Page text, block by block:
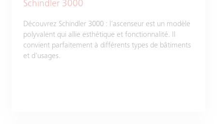
Schindler 3000
Découvrez Schindler 3000 : l'ascenseur est un modèle
polyvalent qui allie esthétique et fonctionnalité. Il
convient parfaitement à différents types de bâtiments
et d'usages.